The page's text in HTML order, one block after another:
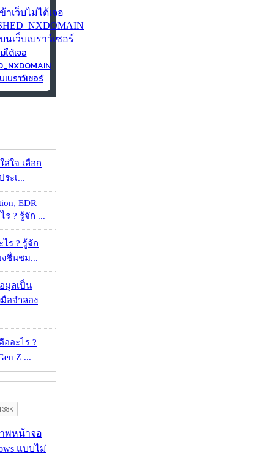
ได้เจอ
บราว์เซอร์
ส่ใจ เลือก
ระเ...
EDR
ร ? รู้จัก ...
ไร ? รู้จัก
งชื่นชม...
มูลเป็น
อจำลอง
ออะไร ?
Z ...
พหน้าจอ
แบบไม่